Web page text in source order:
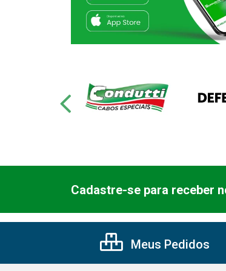
Cadastre-se para receber
Meus Pedidos